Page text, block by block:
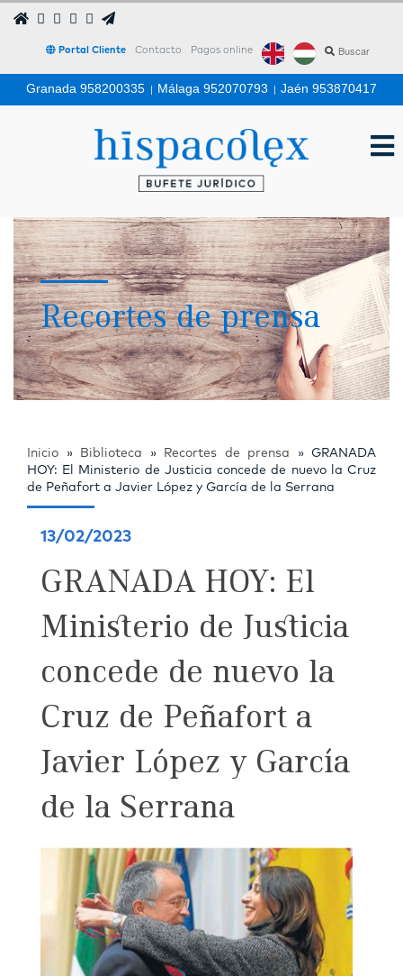
Portal Cliente Contacto Pagos online
Granada 958200335 | Málaga 952070793 | Jaén 953870417
Recortes de prensa
Inicio » Biblioteca » Recortes de prensa » GRANADA
HOY: El Ministerio de Justicia concede de nuevo la Cruz
de Peñafort a Javier López y García de la Serrana
13/02/2023
GRANADA HOY: El
Ministerio de Justicia
concede de nuevo la
Cruz de Peñafort a
Javier López y García
de la Serrana